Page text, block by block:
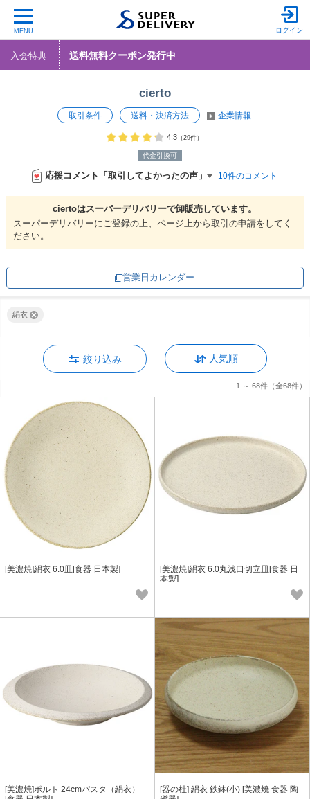
MENU ログイン
入会特典 送料無料クーポン発行中
cierto
取引条件 送料・決済方法 企業情報
代金引換可
4.3 （29件）
応援コメント「取引してよかったの声」 10件のコメント
ciertoはスーパーデリバリーで卸販売しています。
スーパーデリバリーにご登録の上、ページ上から取引の申請をしてく
ださい。
営業日カレンダー
絹衣
絞り込み 人気順
1 ～ 68件 （全68件）
[美濃焼]絹衣 6.0皿[食器 日本製]
[美濃焼]絹衣 6.0丸浅口切立皿[食器 日
本製]
[美濃焼]ポルト 24cmパスタ（絹衣）
[器の杜] 絹衣 鉄鉢(小) [美濃焼 食器 陶